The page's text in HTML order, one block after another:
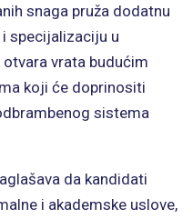
snaga pruža dodatnu
specijalizaciju u
vrata budućim
koji će doprinositi
sistema
da kandidati
i akademske uslove,